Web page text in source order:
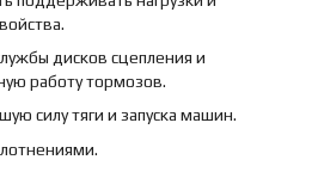
дисков сцепления и
работу тормозов.
силу тяги и запуска машин.